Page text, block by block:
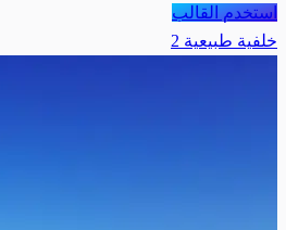
استخدم القالب
خلفية طبيعية 2